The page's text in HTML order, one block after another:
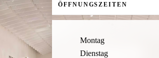
ÖFFNUNGSZEITEN
Montag
Dienstag